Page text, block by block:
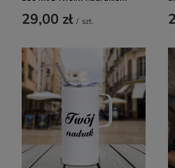
29,00 zł / szt.